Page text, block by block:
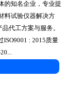
的知名企业，专业提
料试验仪器解决方
代工方案与服务。
: 2015质量